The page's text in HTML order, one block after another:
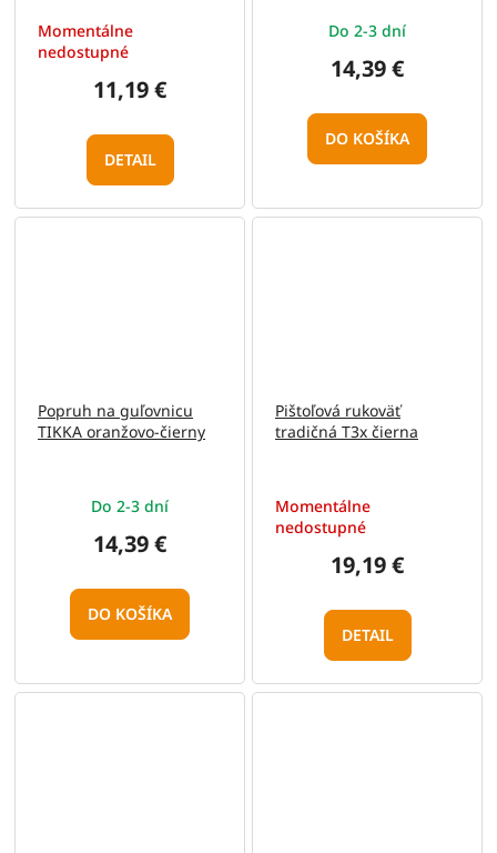
Momentálne
nedostupné
11,19 €
DETAIL
Do 2-3 dní
14,39 €
DO KOŠÍKA
Popruh na guľovnicu
TIKKA oranžovo-čierny
Do 2-3 dní
14,39 €
DO KOŠÍKA
Pištoľová rukoväť
tradičná T3x čierna
Momentálne
nedostupné
19,19 €
DETAIL